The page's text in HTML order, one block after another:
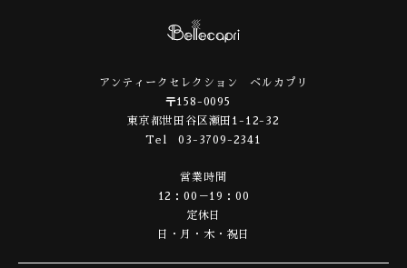
アンティークセレクション ベルカプリ
〒158-0095
東京都世田谷区瀬田1-12-32
Tel 03-3709-2341
営業時間
12：00－19：00
定休日
日・月・木・祝日